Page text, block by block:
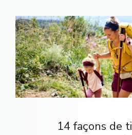
14 façons de